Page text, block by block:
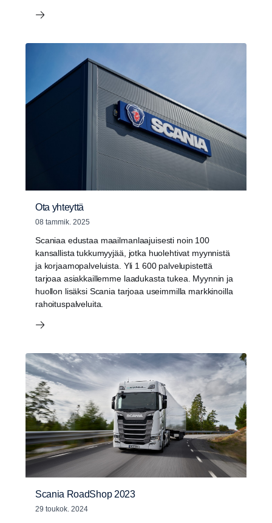
Ota yhteyttä
08 tammik. 2025
Scaniaa edustaa maailmanlaajuisesti noin 100
kansallista tukkumyyjää, jotka huolehtivat myynnistä
ja korjaamopalveluista. Yli 1 600 palvelupistettä
tarjoaa asiakkaillemme laadukasta tukea. Myynnin ja
huollon lisäksi Scania tarjoaa useimmilla markkinoilla
rahoituspalveluita.
Scania RoadShop 2023
29 toukok. 2024